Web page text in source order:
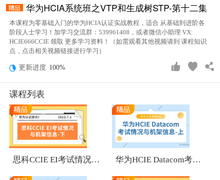
华为HCIA系统班之VTP和生成树STP-第十二集
本课程为零基础入门的华为HCIA认证实战教程，适合 从基础到进阶各
阶段人士学习！加学习交流群：539961408，或者微信小助理 VX:
HCIE666CCIE 领取 更多学习资料！（如需观看其他视频请到 课程知识
点，点击相关视频链接进行学习）
更新进度 100%
课程列表
思科CCIE EI考试情况与机架信息-下 华为HCIE Datacom考试情况与机架信息-上